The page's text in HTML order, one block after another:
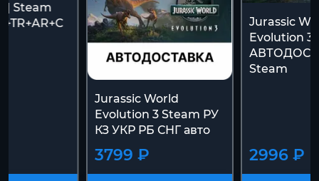
| Steam
Jurassic World
Evolution 3 Steam РУ
КЗ УКР РБ СНГ авто
3799 ₽
Jurassic
Evolution 3 |
Steam
2996 ₽